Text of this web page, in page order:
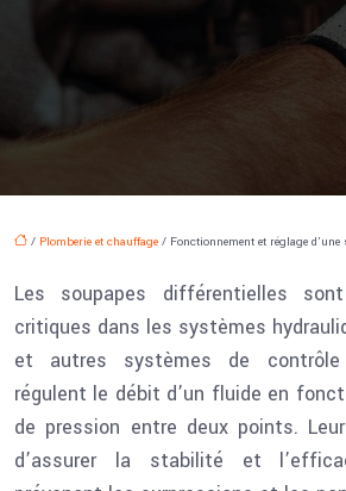
/ Plomberie et chauffage / Fonctionnement et réglage
Les soupapes différentielles
critiques dans les systèmes
et autres systèmes de
régulent le débit d’un fluide en
de pression entre deux points.
d’assurer la stabilité et